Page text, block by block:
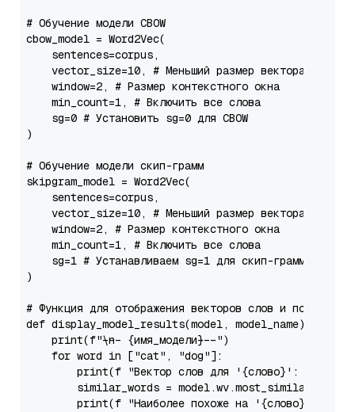
# Обучение модели CBOW
cbow_model = Word2Vec(
    sentences=corpus,
    vector_size=
10, # Меньший размер вектора для
    window=
2, # Размер контекстного окна
    min_count=
1, # Включить все слова
    sg=
0 # Установить sg=0 для CBOW
)
# Обучение модели скип-грамм
skipgram_model = Word2Vec(
    sentences=corpus,
    vector_size=
10, # Меньший размер вектора для
    window=
2, # Размер контекстного окна
    min_count=
1, # Включить все слова
    sg=
1 # Устанавливаем sg=1 для скип-грамм
)
# Функция для отображения векторов слов и похожих
def display_model_results(model, model_name):
print(f"\n--- {имя_модели} ---")
for word in ["cat" , "dog"]:
print(f "Вектор слов для '{слово}':
similar_words = model.wv.most_similar(word,
print(f "Наиболее похоже на '{слово}':